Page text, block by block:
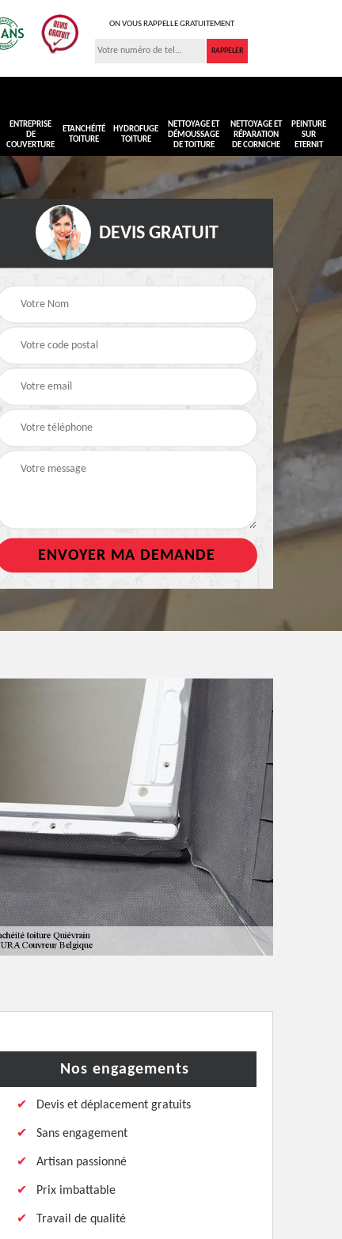
ON VOUS RAPPELLE GRATUITEMENT
ENTREPRISE
DE
COUVERTURE
ETANCHÉITÉ
TOITURE
HYDROFUGE
TOITURE
NETTOYAGE ET
DÉMOUSSAGE
DE TOITURE
NETTOYAGE ET
RÉPARATION
DE CORNICHE
PEINTURE
SUR
ETERNIT
Réimperméabilisation
Peinture sur toiture
tout support
DEVIS GRATUIT
Nos engagements
Devis et déplacement gratuits
Sans engagement
Artisan passionné
Prix imbattable
Travail de qualité